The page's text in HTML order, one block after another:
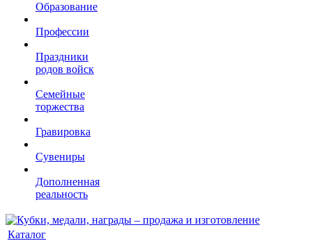
Образование
Профессии
Праздники
родов войск
Семейные
торжества
Гравировка
Сувениры
Дополненная
реальность
Каталог